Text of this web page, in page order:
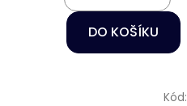
DO KOŠÍKU
Kód: